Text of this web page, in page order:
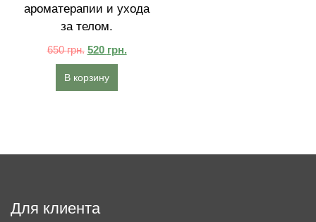
ароматерапии и ухода
за телом.
650грн. 520 грн.
В корзину
Для клиента